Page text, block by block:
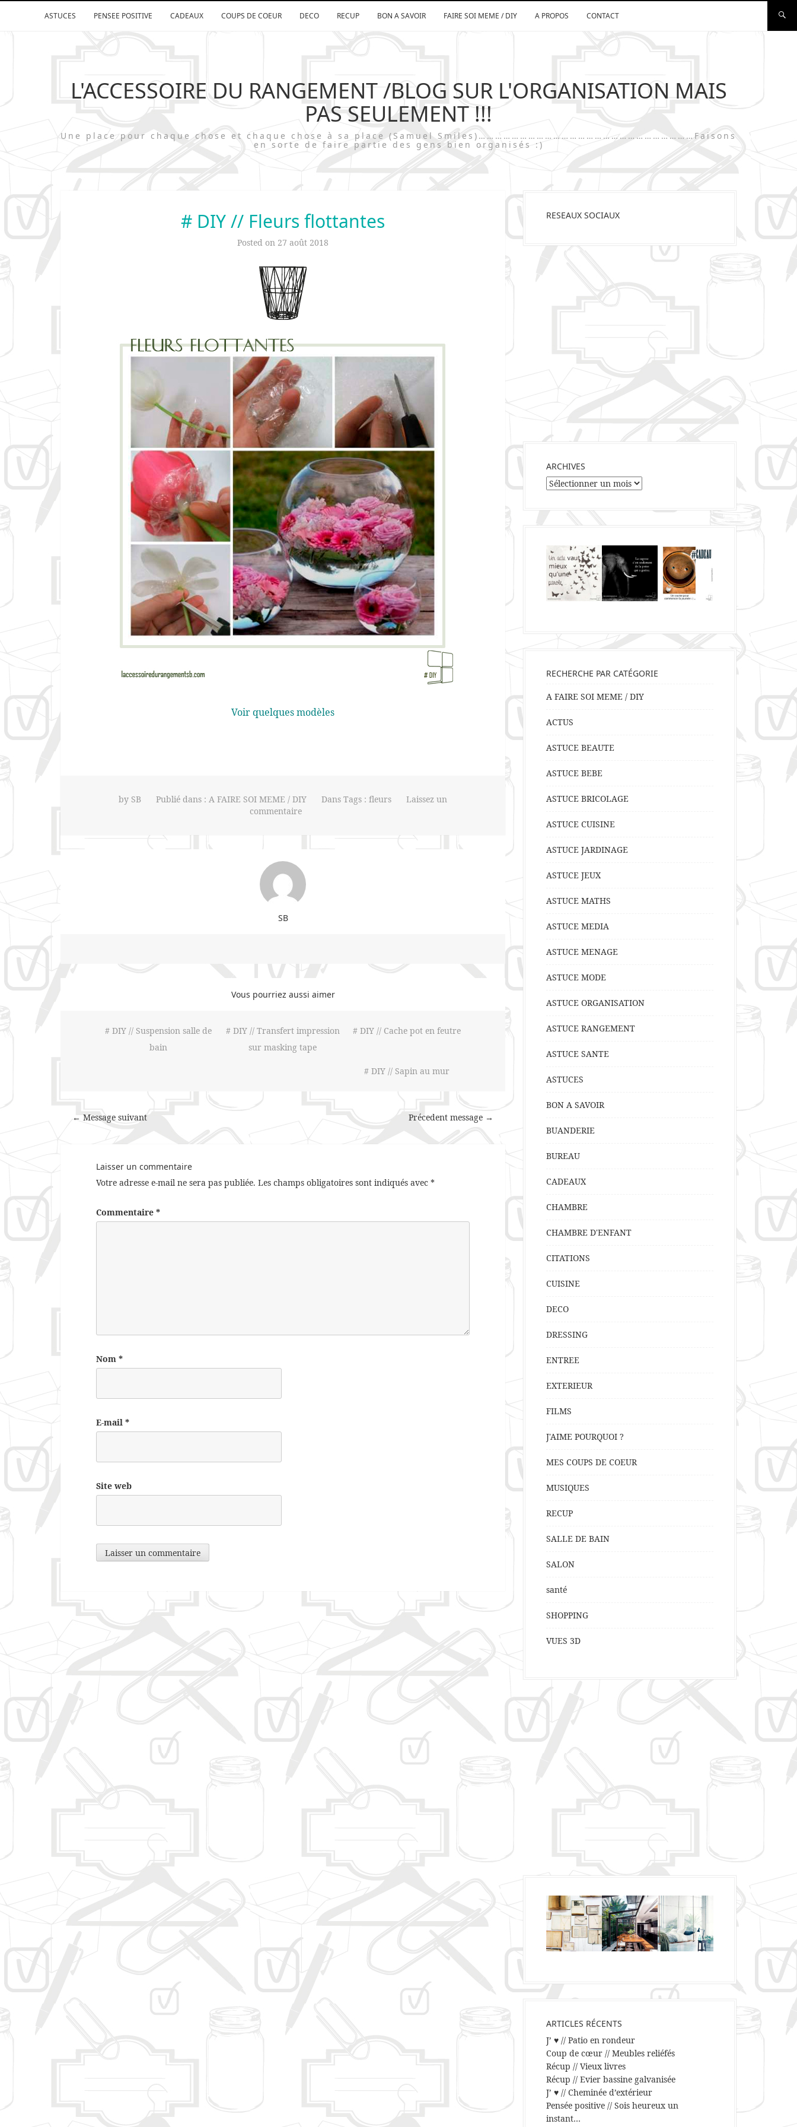
ASTUCES PENSEE POSITIVE CADEAUX COUPS DE COEUR DECO RECUP BON A SAVOIR FAIRE SOI MEME / DIY A PROPOS CONTACT
L'ACCESSOIRE DU RANGEMENT /BLOG SUR L'ORGANISATION MAIS
PAS SEULEMENT !!!
Une place pour chaque chose et chaque chose à sa place (Samuel Smiles)……………………………………………………………………Faisons
en sorte de faire partie des gens bien organisés :)
# DIY // Fleurs flottantes
Posted on 27 août 2018
Voir quelques modèles
by SB Publié dans : A FAIRE SOI MEME / DIY Dans Tags : fleurs
Laissez un
commentaire
SB
Vous pourriez aussi aimer
# DIY // Suspension salle de
bain
# DIY // Transfert impression
sur masking tape
# DIY // Cache pot en feutre
# DIY // Sapin au mur
Précedent message →
← Message suivant
Laisser un commentaire
Votre adresse e-mail ne sera pas publiée. Les champs obligatoires sont indiqués avec *
Commentaire *
Nom *
E-mail *
Site web
RESEAUX SOCIAUX
ARCHIVES
Archives
RECHERCHE PAR CATÉGORIE
A FAIRE SOI MEME / DIY
ACTUS
ASTUCE BEAUTE
ASTUCE BEBE
ASTUCE BRICOLAGE
ASTUCE CUISINE
ASTUCE JARDINAGE
ASTUCE JEUX
ASTUCE MATHS
ASTUCE MEDIA
ASTUCE MENAGE
ASTUCE MODE
ASTUCE ORGANISATION
ASTUCE RANGEMENT
ASTUCE SANTE
ASTUCES
BON A SAVOIR
BUANDERIE
BUREAU
CADEAUX
CHAMBRE
CHAMBRE D'ENFANT
CITATIONS
CUISINE
DECO
DRESSING
ENTREE
EXTERIEUR
FILMS
J'AIME POURQUOI ?
MES COUPS DE COEUR
MUSIQUES
RECUP
SALLE DE BAIN
SALON
santé
SHOPPING
VUES 3D
ARTICLES RÉCENTS
J’ ♥ // Patio en rondeur
Coup de cœur // Meubles reliéfés
Récup // Vieux livres
Récup // Evier bassine galvanisée
J’ ♥ // Cheminée d’extérieur
Pensée positive // Sois heureux un
instant…